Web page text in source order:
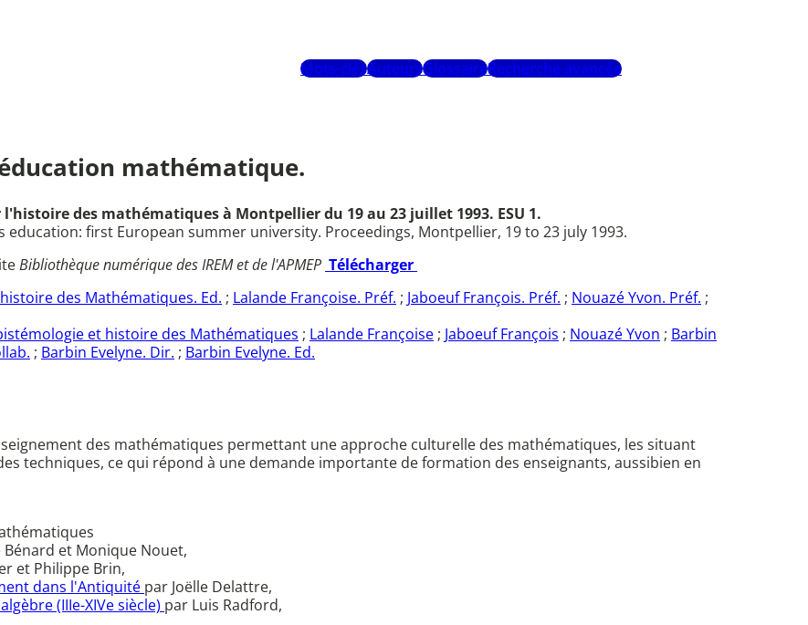
Mots-clésAuteursGlossaireRecherche avancée
mathématique.
des mathématiques à Montpellier du 19 au 23 juillet 1993. ESU 1.
first European summer university. Proceedings, Montpellier, 19 to 23 july 1993.
Bibliothèque numérique des IREM et de l'APMEP Télécharger
des Mathématiques. Ed. ; Lalande Françoise. Préf. ; Jaboeuf François. Préf. ; Nouazé Yvon. Préf. ;
et histoire des Mathématiques ; Lalande Françoise ; Jaboeuf François ; Nouazé Yvon ; Barbin
; Barbin Evelyne. Dir. ; Barbin Evelyne. Ed.
des mathématiques permettant une approche culturelle des mathématiques, les situant
techniques, ce qui répond à une demande importante de formation des enseignants, aussibien en
et Monique Nouet,
et Philippe Brin,
dans l'Antiquité par Joëlle Delattre,
(IIIe-XIVe siècle) par Luis Radford,